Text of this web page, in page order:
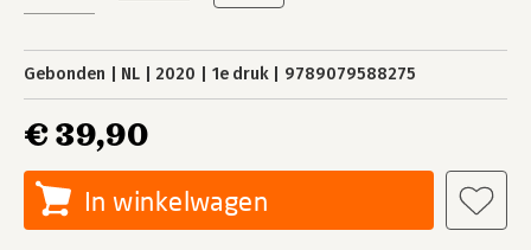
Gebonden NL 2020 1e druk 9789079588275
€ 39,90
In winkelwagen